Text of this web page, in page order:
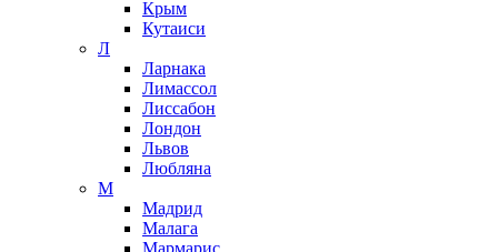
Крым
Кутаиси
Л
Ларнака
Лимассол
Лиссабон
Лондон
Львов
Любляна
М
Мадрид
Малага
Мармарис